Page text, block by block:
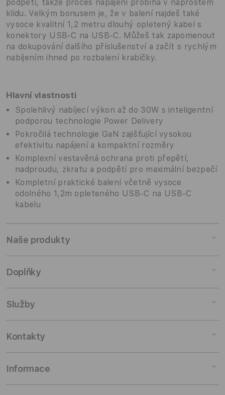
podpětí, takže proces napájení probíhá v naprostém
klidu. Velkým bonusem je, že v balení najdeš také
vysoce kvalitní 1,2 metru dlouhý opletený kabel s
konektory USB-C na USB-C. Můžeš tak zapomenout
na dokupování dalšího příslušenství a začít s rychlým
nabíjením ihned po rozbalení krabičky.
Hlavní vlastnosti
Spolehlivý nabíjecí výkon až do 30W s inteligentní
podporou technologie Power Delivery
Pokročilá technologie GaN zajišťující vysokou
efektivitu napájení a kompaktní rozměry
Komplexní vestavěná ochrana proti přepětí,
nadproudu, zkratu a podpětí pro maximální bezpečí
Kompletní praktické balení včetně vysoce
odolného 1,2m opleteného USB-C na USB-C
kabelu
Naše produkty
iPhone
AirPods
Doplňky
Doplňky
Doplňky pro Mac
Doplňky pro iPhone
Doplňky pro AirPods
Služby
Pronájem
Slevy pro studenty
Kontakty
Odběr novinek
Informace